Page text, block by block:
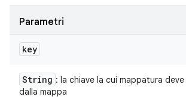
Parametri
key
String : la chiave la cui mappatura deve
dalla mappa